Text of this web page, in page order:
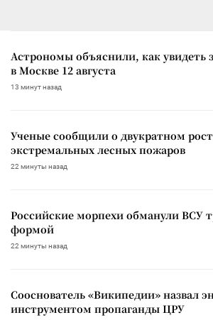
Астрономы объяснили, как увидеть
в Москве 12 августа
13 минут назад
Ученые сообщили о двукратном
экстремальных лесных пожаров
22 минуты назад
Российские морпехи обманули ВСУ
формой
22 минуты назад
Сооснователь «Википедии» назвал
инструментом пропаганды ЦРУ